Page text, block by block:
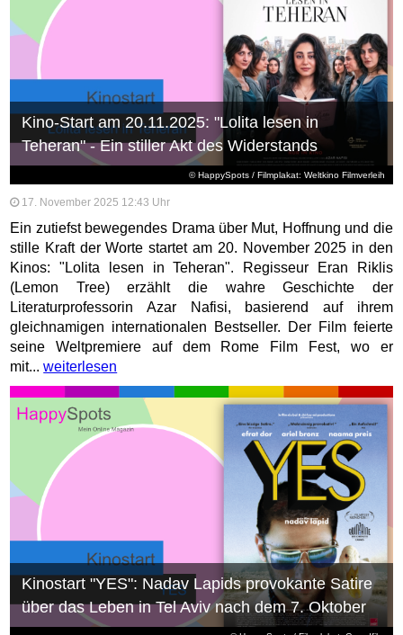
© HappySpots / Filmplakat: Weltkino Filmverleih
Kino-Start am 20.11.2025: "Lolita lesen in
Teheran" - Ein stiller Akt des Widerstands
17. November 2025 12:43 Uhr
Ein zutiefst bewegendes Drama über Mut, Hoffnung und die
stille Kraft der Worte startet am 20. November 2025 in den
Kinos: "Lolita lesen in Teheran". Regisseur Eran Riklis
(Lemon Tree) erzählt die wahre Geschichte der
Literaturprofessorin Azar Nafisi, basierend auf ihrem
gleichnamigen internationalen Bestseller. Der Film feierte
seine Weltpremiere auf dem Rome Film Fest, wo er
mit...weiterlesen
Kinostart "YES": Nadav Lapids provokante Satire
über das Leben in Tel Aviv nach dem 7. Oktober